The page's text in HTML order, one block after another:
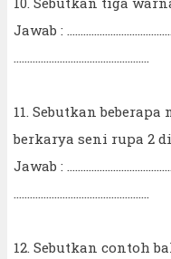
Jawab :
11. Sebutkan
berkarya seni rupa 2
Jawab :
12. Sebutkan contoh